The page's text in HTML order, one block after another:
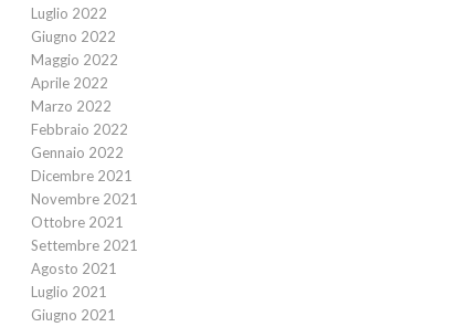
Luglio 2022
Giugno 2022
Maggio 2022
Aprile 2022
Marzo 2022
Febbraio 2022
Gennaio 2022
Dicembre 2021
Novembre 2021
Ottobre 2021
Settembre 2021
Agosto 2021
Luglio 2021
Giugno 2021